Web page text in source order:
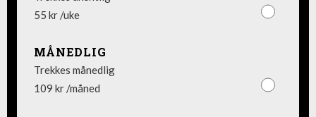
55 kr /uke
MÅNEDLIG
Trekkes månedlig
109 kr /måned